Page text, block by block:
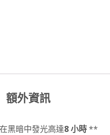
額外資訊
黑暗中發光高達8 小時**